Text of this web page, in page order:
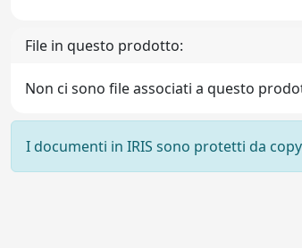
File in questo prodotto:
Non ci sono file associati a questo
I documenti in IRIS sono protetti da